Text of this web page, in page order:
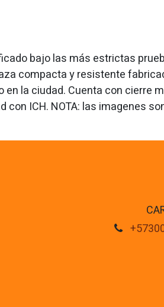
bajo las más estrictas
compacta y resistente
en la ciudad. Cuenta con
con ICH. NOTA: las imagenes